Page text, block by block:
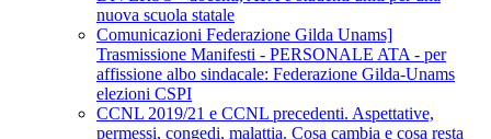
nuova scuola statale
Comunicazioni Federazione Gilda Unams]
Trasmissione Manifesti - PERSONALE ATA - per
affissione albo sindacale: Federazione Gilda-Unams
elezioni CSPI
CCNL 2019/21 e CCNL precedenti. Aspettative,
permessi, congedi, malattia. Cosa cambia e cosa resta